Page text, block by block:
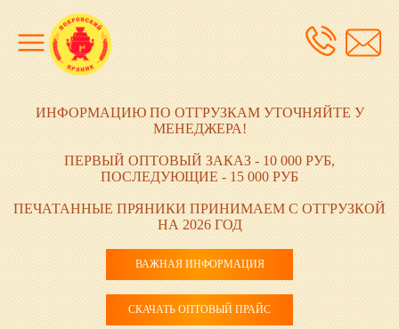
ИНФОРМАЦИЮ ПО ОТГРУЗКАМ УТОЧНЯЙТЕ У
МЕНЕДЖЕРА!
ПЕРВЫЙ ОПТОВЫЙ ЗАКАЗ - 10 000 РУБ,
ПОСЛЕДУЮЩИЕ - 15 000 РУБ
ПЕЧАТАННЫЕ ПРЯНИКИ ПРИНИМАЕМ С ОТГРУЗКОЙ
НА 2026 ГОД
ВАЖНАЯ ИНФОРМАЦИЯ
СКАЧАТЬ ОПТОВЫЙ ПРАЙС